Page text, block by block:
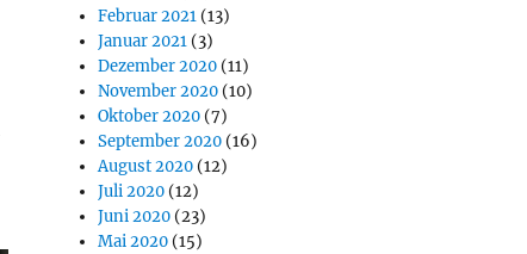
Februar 2021 (13)
Januar 2021 (3)
Dezember 2020 (11)
November 2020 (10)
Oktober 2020 (7)
September 2020 (16)
August 2020 (12)
Juli 2020 (12)
Juni 2020 (23)
Mai 2020 (15)